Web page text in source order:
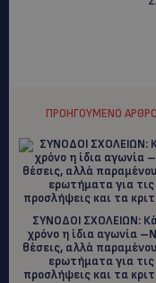
ΠΡΟΗΓΟΎΜΕΝΟ ΆΡΘΡΟ
ΣΥΝΟΔΟΙ ΣΧΟΛΕΙΩΝ:
χρόνο η ίδια αγωνία
θέσεις, αλλά
ερωτήματα για τις
προσλήψεις και τα